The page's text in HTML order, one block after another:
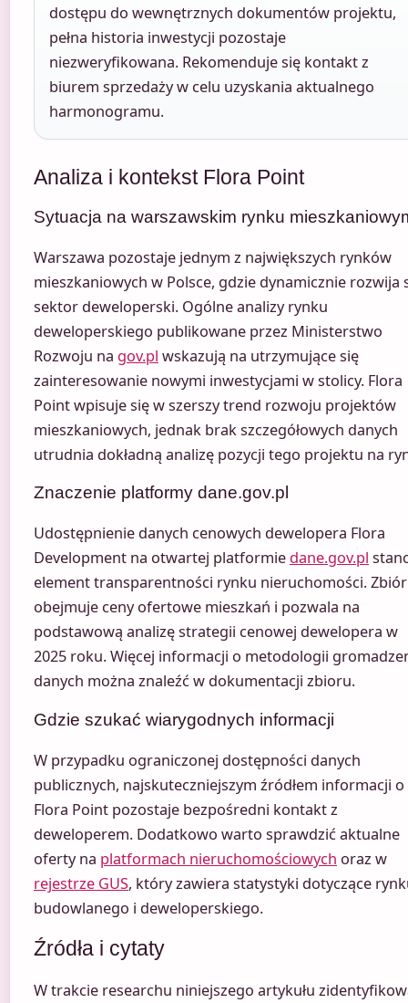
dostępu do wewnętrznych dokumentów projektu,
pełna historia inwestycji pozostaje
niezweryfikowana. Rekomenduje się kontakt z
biurem sprzedaży w celu uzyskania aktualnego
harmonogramu.
Analiza i kontekst Flora Point
Sytuacja na warszawskim rynku
Warszawa pozostaje jednym z największych rynków
mieszkaniowych w Polsce, gdzie dynamicznie rozwija
sektor deweloperski. Ogólne analizy rynku
deweloperskiego publikowane przez Ministerstwo
Rozwoju na gov.pl wskazują na utrzymujące się
zainteresowanie nowymi inwestycjami w stolicy. Flora
Point wpisuje się w szerszy trend rozwoju projektów
mieszkaniowych, jednak brak szczegółowych danych
utrudnia dokładną analizę pozycji tego projektu na
Znaczenie platformy dane.gov.pl
Udostępnienie danych cenowych dewelopera Flora
Development na otwartej platformie dane.gov.pl
element transparentności rynku nieruchomości.
obejmuje ceny ofertowe mieszkań i pozwala na
podstawową analizę strategii cenowej dewelopera w
2025 roku. Więcej informacji o metodologii
danych można znaleźć w dokumentacji zbioru.
Gdzie szukać wiarygodnych informacji
W przypadku ograniczonej dostępności danych
publicznych, najskuteczniejszym źródłem informacji o
Flora Point pozostaje bezpośredni kontakt z
deweloperem. Dodatkowo warto sprawdzić aktualne
oferty na platformach nieruchomościowych oraz w
rejestrze GUS, który zawiera statystyki dotyczące
budowlanego i deweloperskiego.
Źródła i cytaty
W trakcie researchu niniejszego artykułu